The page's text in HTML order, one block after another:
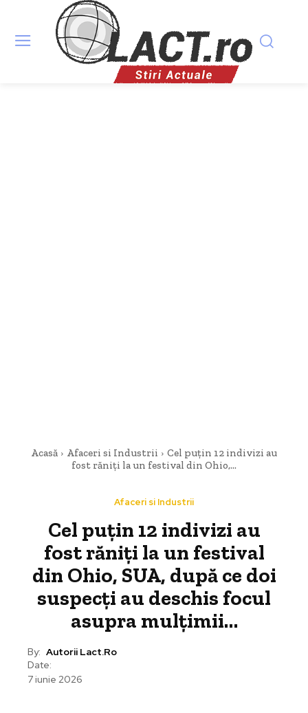
Acasă Afaceri si Industrii
Cel puțin 12 indivizi au
fost răniți la un festival din Ohio,...
Afaceri si Industrii
Cel puțin 12 indivizi au
fost răniți la un festival
din Ohio, SUA, după ce doi
suspecți au deschis focul
asupra mulțimii…
By: Autorii Lact.ro
Date:
7 iunie 2026